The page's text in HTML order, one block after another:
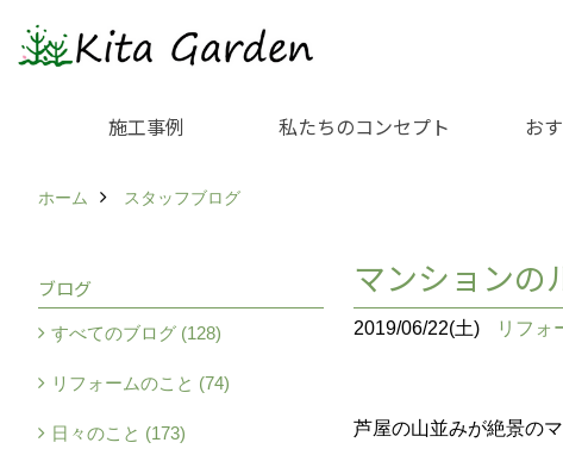
施工事例 私たちのコンセプト お
ホーム スタッフブログ
マンションの
2019/06/22(土) リフォ
芦屋の山並みが絶景の
ブログ
すべてのブログ (128)
リフォームのこと (74)
日々のこと (173)